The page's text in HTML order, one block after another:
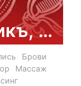
Брови
Массаж